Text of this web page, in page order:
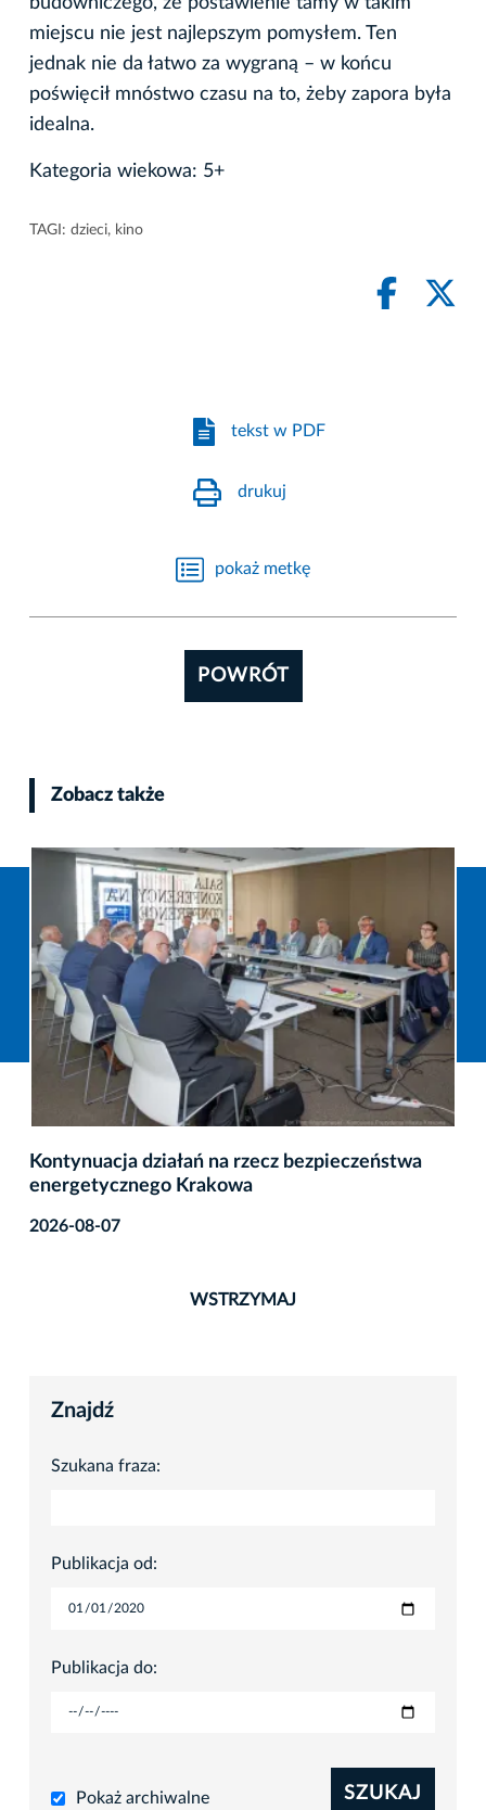
miejscu nie jest najlepszym pomysłem. Ten
jednak nie da łatwo za wygraną – w końcu
poświęcił mnóstwo czasu na to, żeby zapora była
idealna.
Kategoria wiekowa: 5+
TAGI: dzieci, kino
tekst w PDF
drukuj
pokaż metkę
POWRÓT
Zobacz także
Kontynuacja działań na rzecz bezpieczeństwa
energetycznego Krakowa
2026-08-07
WSTRZYMAJ
Znajdź
Szukana fraza:
Publikacja od:
Publikacja do:
Pokaż archiwalne SZUKAJ